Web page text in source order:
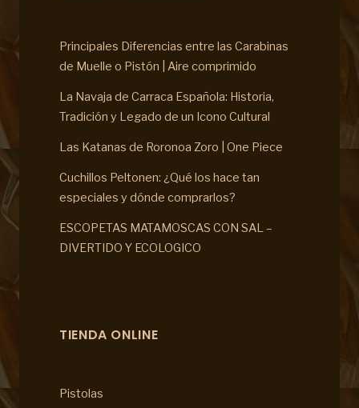
Principales Diferencias entre las Carabinas
de Muelle o Pistón | Aire comprimido
La Navaja de Carraca Española: Historia,
Tradición y Legado de un Icono Cultural
Las Katanas de Roronoa Zoro | One Piece
Cuchillos Peltonen: ¿Qué los hace tan
especiales y dónde comprarlos?
ESCOPETAS MATAMOSCAS CON SAL –
DIVERTIDO Y ECOLOGICO
TIENDA ONLINE
Pistolas